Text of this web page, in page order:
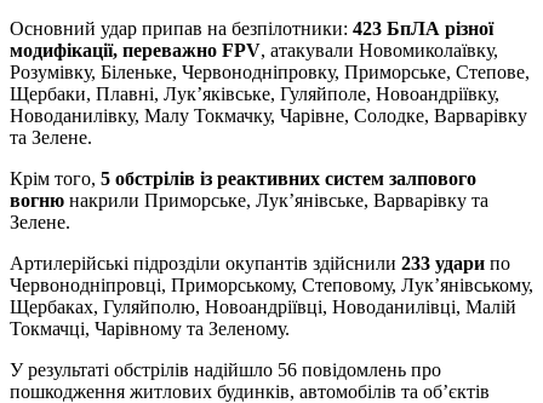
Основний удар припав на безпілотники: 423 БпЛА різної
модифікації, переважно FPV, атакували Новомиколаївку,
Розумівку, Біленьке, Червонодніпровку, Приморське, Степове,
Щербаки, Плавні, Лукʼяківське, Гуляйполе, Новоандріївку,
Новоданилівку, Малу Токмачку, Чарівне, Солодке, Варварівку
та Зелене.
Крім того, 5 обстрілів із реактивних систем залпового
вогню накрили Приморське, Лукʼянівське, Варварівку та
Зелене.
Артилерійські підрозділи окупантів здійснили 233 удари по
Червонодніпровці, Приморському, Степовому, Лукʼянівському,
Щербаках, Гуляйполю, Новоандріївці, Новоданилівці, Малій
Токмачці, Чарівному та Зеленому.
У результаті обстрілів надійшло 56 повідомлень про
пошкодження житлових будинків, автомобілів та об’єктів